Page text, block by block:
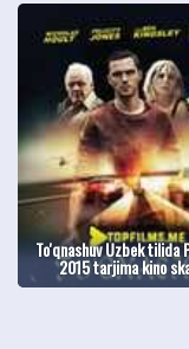
To'qnashuv Uzbek tilida
2015 tarjima kino